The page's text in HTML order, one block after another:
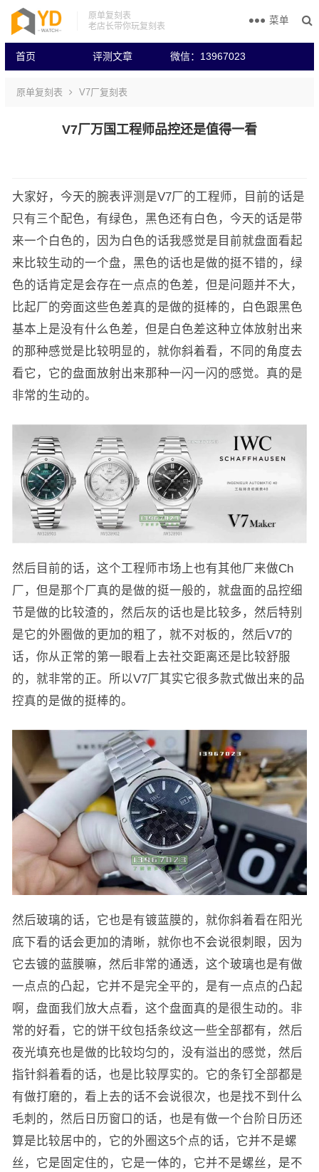
原单复刻表
老店长带你玩复刻表
首页 评测文章 微信：13967023
菜单
原单复刻表 V7厂复刻表
V7厂万国工程师品控还是值得一看
大家好，今天的腕表评测是V7厂的工程师，目前的话是
只有三个配色，有绿色，黑色还有白色，今天的话是带
来一个白色的，因为白色的话我感觉是目前就盘面看起
来比较生动的一个盘，黑色的话也是做的挺不错的，绿
色的话肯定是会存在一点点的色差，但是问题并不大，
比起厂的旁面这些色差真的是做的挺棒的，白色跟黑色
基本上是没有什么色差，但是白色差这种立体放射出来
的那种感觉是比较明显的，就你斜着看，不同的角度去
看它，它的盘面放射出来那种一闪一闪的感觉。真的是
非常的生动的。
然后目前的话，这个工程师市场上也有其他厂来做Ch
厂，但是那个厂真的是做的挺一般的，就盘面的品控细
节是做的比较渣的，然后灰的话也是比较多，然后特别
是它的外圈做的更加的粗了，就不对板的，然后V7的
话，你从正常的第一眼看上去社交距离还是比较舒服
的，就非常的正。所以V7厂其实它很多款式做出来的品
控真的是做的挺棒的。
然后玻璃的话，它也是有镀蓝膜的，就你斜着看在阳光
底下看的话会更加的清晰，就你也不会说很刺眼，因为
它去镀的蓝膜嘛，然后非常的通透，这个玻璃也是有做
一点点的凸起，它并不是完全平的，是有一点点的凸起
啊，盘面我们放大点看，这个盘面真的是很生动的。非
常的好看，它的饼干纹包括条纹这一些全部都有，然后
夜光填充也是做的比较均匀的，没有溢出的感觉，然后
指针斜着看的话，也是比较厚实的。它的条钉全部都是
有做打磨的，看上去的话不会说很次，也是找不到什么
毛刺的，然后日历窗口的话，也是有做一个台阶日历还
算是比较居中的，它的外圈这5个点的话，它并不是螺
丝，它是固定住的，它是一体的，它并不是螺丝，是不